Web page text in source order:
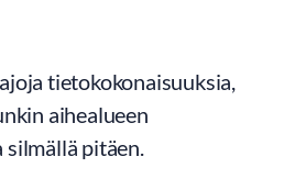
tietokokonaisuuksia,
aihealueen
pitäen.